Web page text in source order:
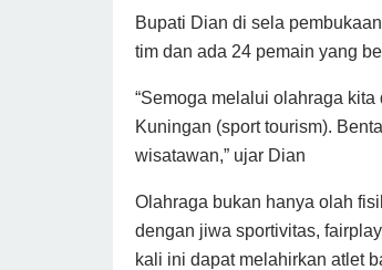
Bupati Dian di sela
tim dan ada 24 pemain yang
“Semoga melalui olahraga
Kuningan (sport tourism).
wisatawan,” ujar Dian
Olahraga bukan hanya olah
dengan jiwa sportivitas,
kali ini dapat melahirkan atlet